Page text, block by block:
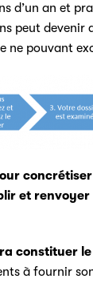
d’un an et
peut devenir
ne pouvant
et
constituer
à fournir